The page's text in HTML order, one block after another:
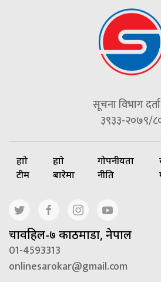
सूचना विभाग
३९३३-२०७९/
हाम्रो
टीम
हाम्रो
बारेमा
गोपनीयता
नीति
चावहिल-७ काठमाडौं, नेपाल
01-4593313
onlinesarokar@gmail.com